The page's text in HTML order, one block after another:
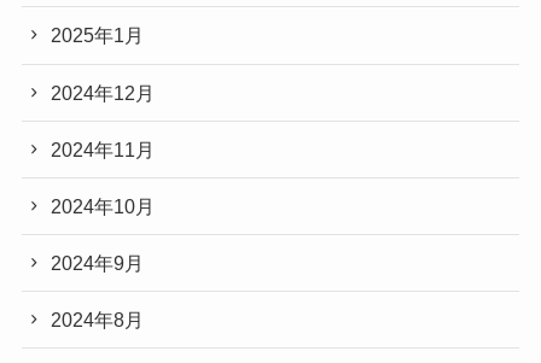
2025年1月
2024年12月
2024年11月
2024年10月
2024年9月
2024年8月